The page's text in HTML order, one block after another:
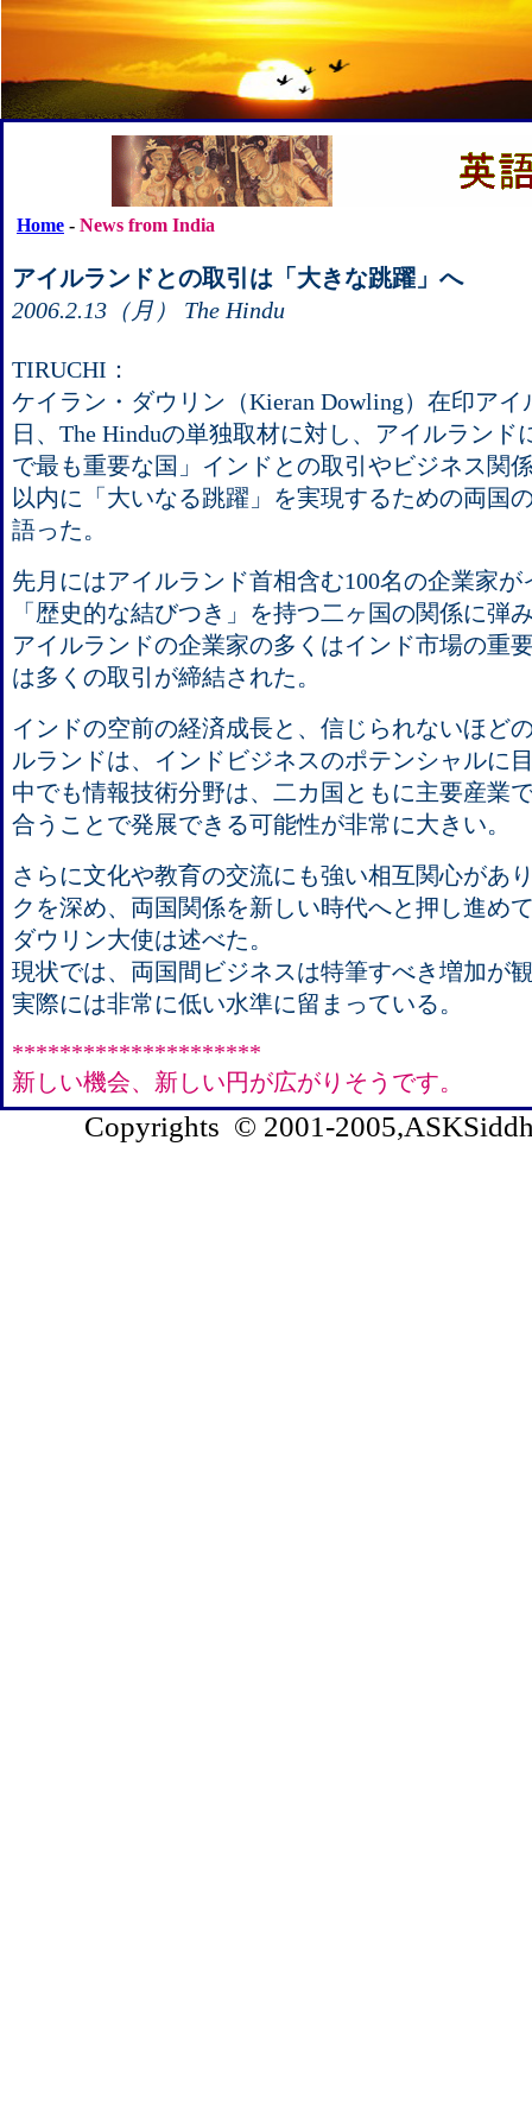
Home - News from India
アイルランドとの取引は「大きな跳躍」へ
2006.2.13（月） The Hindu
TIRUCHI：
ケイラン・ダウリン（Kieran Dowling）在印ア
日、The Hinduの単独取材に対し、アイルランド
で最も重要な国」インドとの取引やビジネス関
以内に「大いなる跳躍」を実現するための両国
語った。
先月にはアイルランド首相含む100名の企業家
「歴史的な結びつき」を持つ二ヶ国の関係に弾
アイルランドの企業家の多くはインド市場の重
は多くの取引が締結された。
インドの空前の経済成長と、信じられないほど
ルランドは、インドビジネスのポテンシャルに
中でも情報技術分野は、二カ国ともに主要産業
合うことで発展できる可能性が非常に大きい。
さらに文化や教育の交流にも強い相互関心があ
クを深め、両国関係を新しい時代へと押し進め
ダウリン大使は述べた。
現状では、両国間ビジネスは特筆すべき増加が
実際には非常に低い水準に留まっている。
*********************
新しい機会、新しい円が広がりそうです。
Copyrights © 2001-